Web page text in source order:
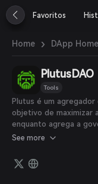
繁體中文
Português (Portugal)
ภาษาไทย
العربية
Português (Brasil)
Español (Argentina)
Favoritos
Home › DApp Home
PlutusDAO
Tools
Plutus é um
objetivo de maximizar
enquanto agrega a
se tornar o ponto
Sperax em diversos
Plutus.
See more